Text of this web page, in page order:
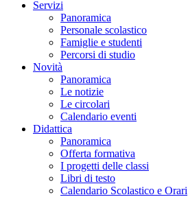
Servizi
Panoramica
Personale scolastico
Famiglie e studenti
Percorsi di studio
Novità
Panoramica
Le notizie
Le circolari
Calendario eventi
Didattica
Panoramica
Offerta formativa
I progetti delle classi
Libri di testo
Calendario Scolastico e Orari